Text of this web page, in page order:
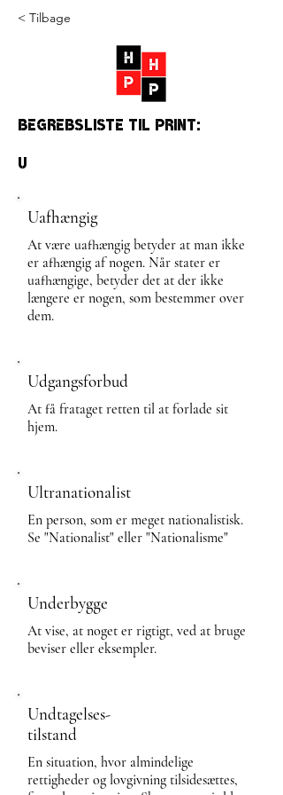
< Tilbage
Begrebsliste til print:
U
Uafhængig
At være uafhængig betyder at man ikke
er afhængig af nogen. Når stater er
uafhængige, betyder det at der ikke
længere er nogen, som bestemmer over
dem.
Udgangsforbud
At få frataget retten til at forlade sit
hjem.
Ultranationalist
En person, som er meget nationalistisk.
Se "Nationalist" eller "Nationalisme"
Underbygge
At vise, at noget er rigtigt, ved at bruge
beviser eller eksempler.
Undtagelses-
tilstand
En situation, hvor almindelige
rettigheder og lovgivning tilsidesættes,